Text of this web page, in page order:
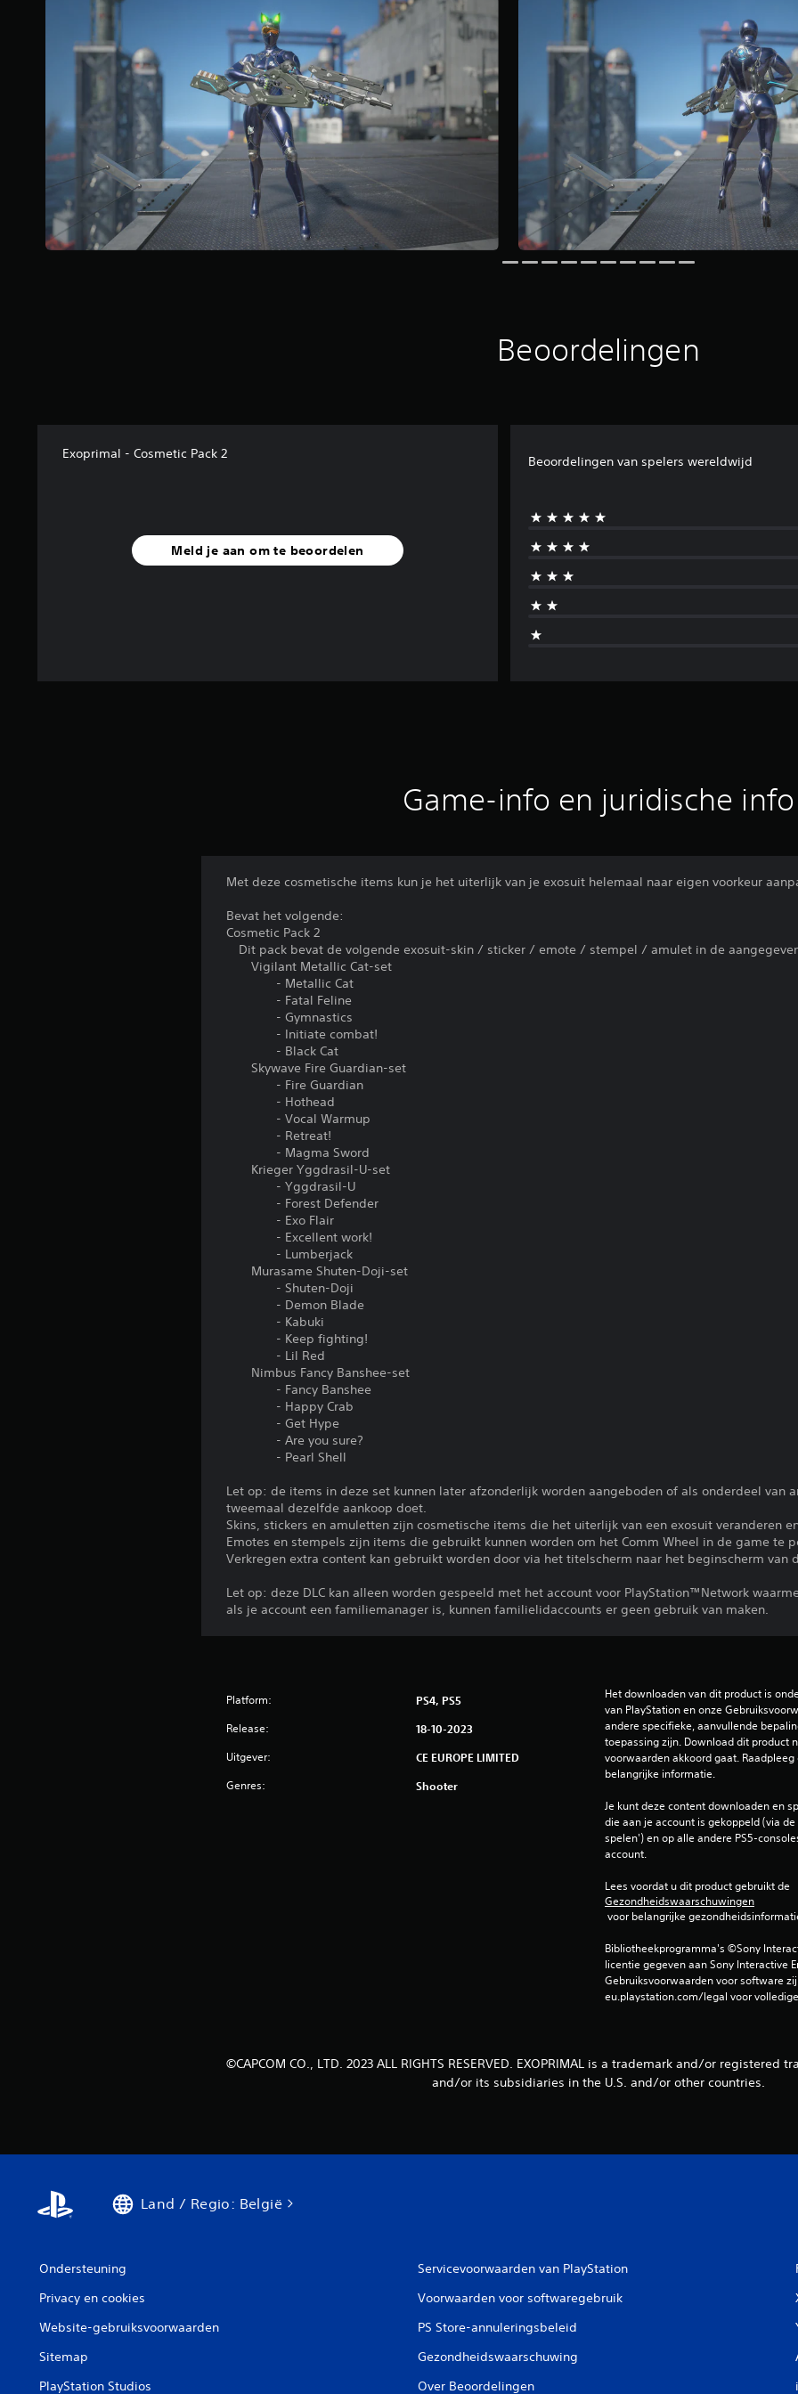
Beoordelingen
Exoprimal - Cosmetic Pack 2
Meld je aan om te beoordelen
Beoordelingen van spelers wereldwijd
Game-info en juridische info
Met deze cosmetische items kun je het uiterlijk van je exosuit helemaal naar eigen voorkeur
Bevat het volgende:
Cosmetic Pack 2
Dit pack bevat de volgende exosuit-skin / sticker / emote / stempel / amulet in de
Vigilant Metallic Cat-set
- Metallic Cat
- Fatal Feline
- Gymnastics
- Initiate combat!
- Black Cat
Skywave Fire Guardian-set
- Fire Guardian
- Hothead
- Vocal Warmup
- Retreat!
- Magma Sword
Krieger Yggdrasil-U-set
- Yggdrasil-U
- Forest Defender
- Exo Flair
- Excellent work!
- Lumberjack
Murasame Shuten-Doji-set
- Shuten-Doji
- Demon Blade
- Kabuki
- Keep fighting!
- Lil Red
Nimbus Fancy Banshee-set
- Fancy Banshee
- Happy Crab
- Get Hype
- Are you sure?
- Pearl Shell
Let op: de items in deze set kunnen later afzonderlijk worden aangeboden of als onderdeel van
tweemaal dezelfde aankoop doet.
Skins, stickers en amuletten zijn cosmetische items die het uiterlijk van een exosuit veranderen
Emotes en stempels zijn items die gebruikt kunnen worden om het Comm Wheel in de game te
Verkregen extra content kan gebruikt worden door via het titelscherm naar het beginscherm van
Let op: deze DLC kan alleen worden gespeeld met het account voor PlayStation™Network
als je account een familiemanager is, kunnen familielidaccounts er geen gebruik van maken.
Platform: PS4, PS5
Release: 18-10-2023
Uitgever: CE EUROPE LIMITED
Genres: Shooter
Het downloaden van dit product is
van PlayStation en onze
andere specifieke, aanvullende
toepassing zijn. Download dit product
voorwaarden akkoord gaat.
belangrijke informatie.
Je kunt deze content downloaden en
die aan je account is gekoppeld (via
spelen') en op alle andere PS5-
account.
Lees voordat u dit product gebruikt de
Gezondheidswaarschuwingen
voor belangrijke
Bibliotheekprogramma's ©Sony
licentie gegeven aan Sony Interactive
Gebruiksvoorwaarden voor software
eu.playstation.com/legal voor
©CAPCOM CO., LTD. 2023 ALL RIGHTS RESERVED. EXOPRIMAL is a trademark and/or registered
and/or its subsidiaries in the U.S. and/or other countries.
Land / Regio: België
Ondersteuning
Privacy en cookies
Website-gebruiksvoorwaarden
Sitemap
PlayStation Studios
Servicevoorwaarden van PlayStation
Voorwaarden voor softwaregebruik
PS Store-annuleringsbeleid
Gezondheidswaarschuwing
Over Beoordelingen